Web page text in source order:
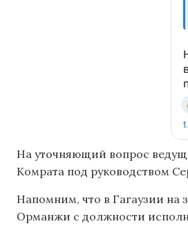
На уточняющий вопрос
Комрата под руководством
Напомним, что в Гагаузии на
Орманжи с должности